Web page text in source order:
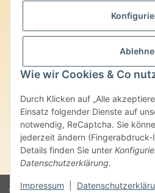
Wie wir Cookies & Co
Durch Klicken auf „Alle
Einsatz folgender Dienste auf
notwendig, ReCaptcha. Sie
jederzeit ändern
Details finden Sie unter
Datenschutzerklärung.
Impressum
Edelsteine und Mineralien
besondere Kräfte und
heilender Wirkungen (körperlich-
überlassenen Unterlagen bisher
wissenschaftlich nachweisbar
beruhen ausschließlich auf
Erfahrung. Unsere Produkte
oder Heilpraktiker und sind auch
stellen unsere Angaben im ärztlichen
Therapieform dar.
© Karin Philippin - SteinZeitOase